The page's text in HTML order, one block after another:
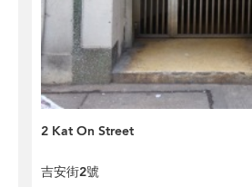
2 Kat On Street
吉安街2號